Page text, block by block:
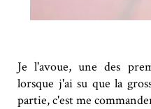
Je l'avoue, une des
lorsque j'ai su que la
partie, c'est me